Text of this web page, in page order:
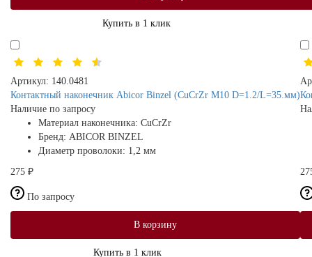
Купить в 1 клик
Артикул: 140.0481
Контактный наконечник Abicor Binzel (CuCrZr M10 D=1.2/L=35.мм)
Наличие по запросу
Материал наконечника: CuCrZr
Бренд: ABICOR BINZEL
Диаметр проволоки: 1,2 мм
275 ₽
По запросу
В корзину
Купить в 1 клик